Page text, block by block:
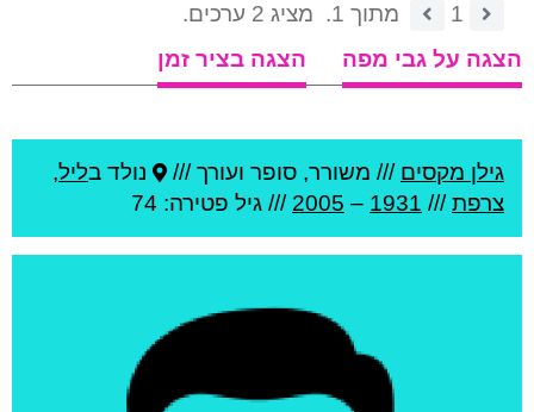
1 מתוך 1.
מציג 2 ערכים.
הצגה על גבי מפה
הצגה בציר זמן
גילן מקסים /// משורר, סופר ועורך /// נולד בליל,
צרפת///
1931
–
2005 /// גיל פטירה: 74